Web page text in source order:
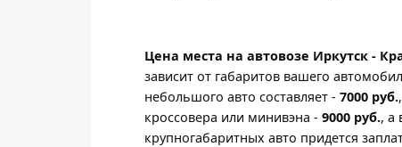
Цена места на автовозе Иркутск -
зависит от габаритов вашего
небольшого авто составляет - 7000 руб.
кроссовера или минивэна - 9000 руб., а
крупногабаритных авто придется